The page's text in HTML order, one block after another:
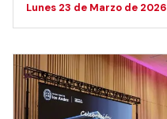
Lunes 23 de Marzo de 2026